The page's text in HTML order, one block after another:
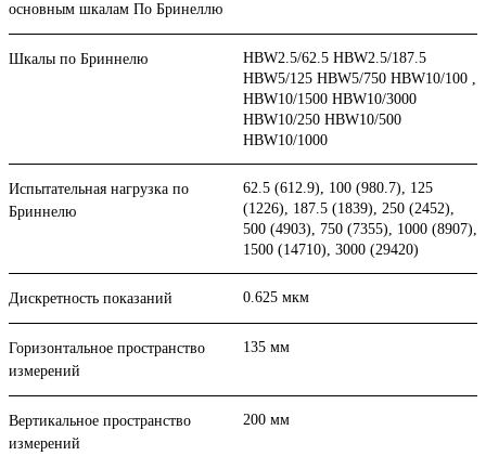
основным шкалам По Бринеллю
Шкалы по Бриннелю
HBW2.5/62.5 HBW2.5/187.5
HBW5/125 HBW5/750 HBW10/100 ,
HBW10/1500 HBW10/3000
HBW10/250 HBW10/500
HBW10/1000
Испытательная нагрузка по
Бриннелю
62.5 (612.9), 100 (980.7), 125
(1226), 187.5 (1839), 250 (2452),
500 (4903), 750 (7355), 1000 (8907),
1500 (14710), 3000 (29420)
Дискретность показаний 0.625 мкм
Горизонтальное пространство
измерений
135 мм
Вертикальное пространство
измерений
200 мм